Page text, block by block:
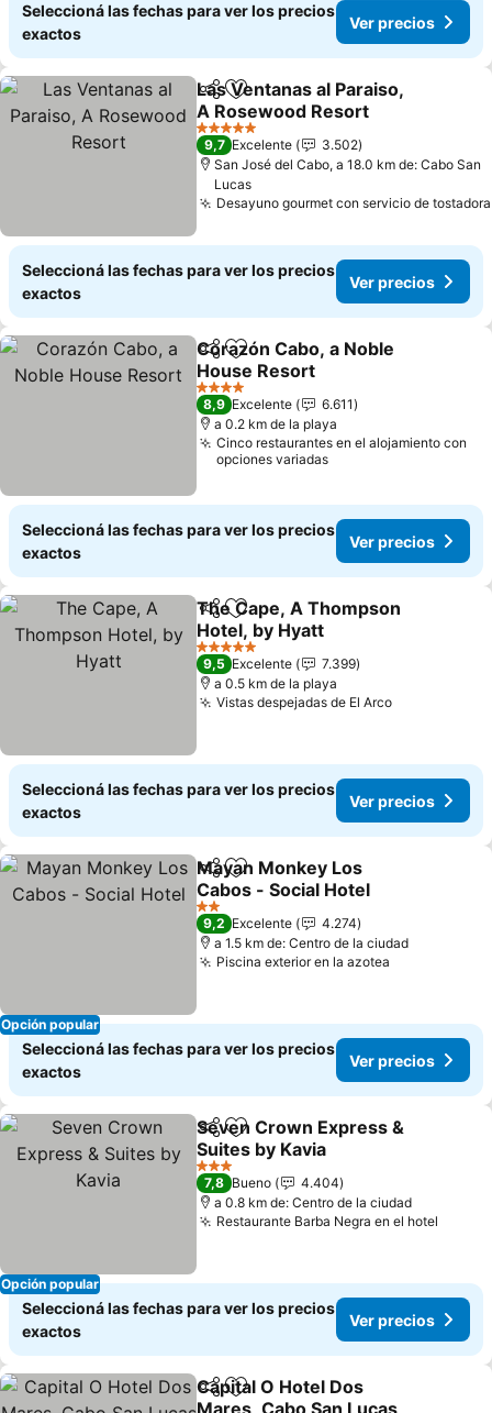
Seleccioná las fechas para ver los precios
exactos
Ver precios
CompartirAñadir a favoritos
Las Ventanas al Paraiso,
A Rosewood Resort
Ver precios
5 Estrellas
9,7 Excelente
3.502
San José del Cabo, a 18.0 km de: Cabo San
Lucas
Desayuno gourmet con servicio de tostadora
Seleccioná las fechas para ver los precios
exactos
Ver precios
CompartirAñadir a favoritos
Corazón Cabo, a Noble
House Resort
Ver precios
4 Estrellas
8,9 Excelente
6.611
a 0.2 km de la playa
Cinco restaurantes en el alojamiento con
opciones variadas
Seleccioná las fechas para ver los precios
exactos
Ver precios
Compartir
Añadir a favoritos
The Cape, A Thompson
Hotel, by Hyatt
Ver precios
5 Estrellas
9,5 Excelente
7.399
a 0.5 km de la playa
Vistas despejadas de El ArcoVer precios
Seleccioná las fechas para ver los precios
exactos
Ver precios
Opción popular
CompartirAñadir a favoritos
Mayan Monkey Los
Cabos - Social Hotel
Ver precios
2 Estrellas
9,2 Excelente
4.274
a 1.5 km de: Centro de la ciudad
Piscina exterior en la azotea
Seleccioná las fechas para ver los precios
exactos
Ver precios
Opción popular
CompartirAñadir a favoritos
Seven Crown Express &
Suites by Kavia
Ver precios
3 Estrellas
7,8 Bueno
4.404
a 0.8 km de: Centro de la ciudad
Restaurante Barba Negra en el hotel
Seleccioná las fechas para ver los precios
exactos
Ver precios
CompartirAñadir a favoritos
Capital O Hotel Dos
Mares, Cabo San Lucas